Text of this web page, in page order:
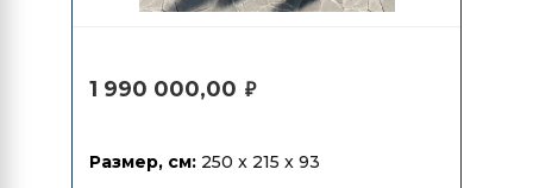
1 990 000,00 ₽
Размер, см: 250 x 215 x 93